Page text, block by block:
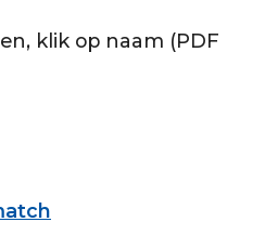
klik op naam (PDF